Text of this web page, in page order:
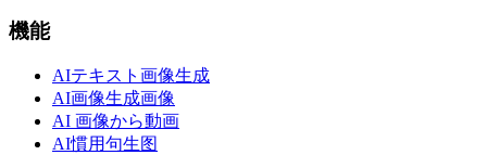
機能
AIテキスト画像生成
AI画像生成画像
AI 画像から動画
AI慣用句生图